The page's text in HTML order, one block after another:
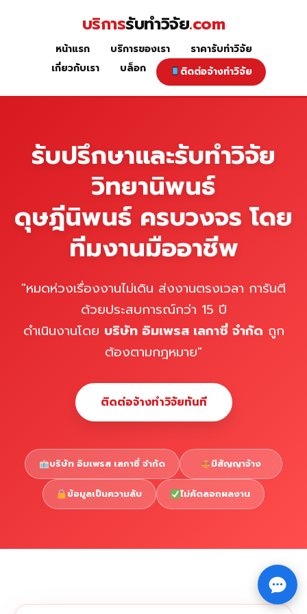
หน้าแรก
Copyright © 2026 รับทำวิจัย รับทำวิทยานิพนธ์ รับทำ⇧
บริการรับทำวิจัย.com
หน้าแรก บริการของเรา
ราคารับทำวิจัย
เกี่ยวกับเรา
บล็อก ติดต่อจ้างทำวิจัย
รับปรึกษาและรับทำวิจัย
วิทยานิพนธ์
ดุษฎีนิพนธ์ ครบวงจร โดย
ทีมงานมืออาชีพ
"หมดห่วงเรื่องงานไม่เดิน ส่งงานตรงเวลา การันตี
ด้วยประสบการณ์กว่า 15 ปี
ดำเนินงานโดย บริษัท อิมเพรส เลกาซี่ จำกัด ถูก
ต้องตามกฎหมาย"
ติดต่อจ้างทำวิจัยทันที
บริษัท อิมเพรส เลกาซี่ จำกัด มีสัญญาจ้าง
ข้อมูลเป็นความลับ ไม่คัดลอกผลงาน